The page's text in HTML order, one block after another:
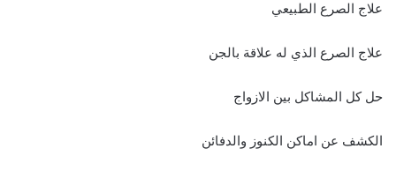
علاج الصرع الطبيعي
علاج الصرع الذي له علاقة بالجن
حل كل المشاكل بين الازواج
الكشف عن اماكن الكنوز والدفائن